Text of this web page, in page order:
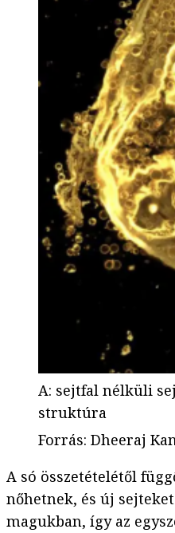
A: sejtfal nélküli
struktúra
Forrás: Dheeraj
A só összetételétől
nőhetnek, és új
magukban, így az